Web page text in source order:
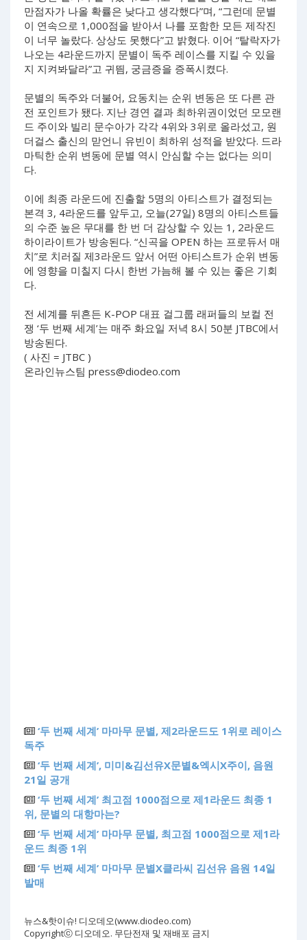
만점자가 나올 확률은 낮다고 생각했다”며, “그런데 문별
이 연속으로 1,000점을 받아서 나를 포함한 모든 제작진
이 너무 놀랐다. 상상도 못했다”고 밝혔다. 이어 “탈락자가
나오는 4라운드까지 문별이 독주 레이스를 지킬 수 있을
지 지켜봐달라”고 귀띔, 궁금증을 증폭시켰다.
문별의 독주와 더불어, 요동치는 순위 변동은 또 다른 관
전 포인트가 됐다. 지난 경연 결과 최하위권이었던 모모랜
드 주이와 빌리 문수아가 각각 4위와 3위로 올라섰고, 원
더걸스 출신의 맏언니 유빈이 최하위 성적을 받았다. 드라
마틱한 순위 변동에 문별 역시 안심할 수는 없다는 의미
다.
이에 최종 라운드에 진출할 5명의 아티스트가 결정되는
본격 3, 4라운드를 앞두고, 오늘(27일) 8명의 아티스트들
의 수준 높은 무대를 한 번 더 감상할 수 있는 1, 2라운드
하이라이트가 방송된다. “신곡을 OPEN 하는 프로듀서 매
치”로 치러질 제3라운드 앞서 어떤 아티스트가 순위 변동
에 영향을 미칠지 다시 한번 가늠해 볼 수 있는 좋은 기회
다.
전 세계를 뒤흔든 K-POP 대표 걸그룹 래퍼들의 보컬 전
쟁 ‘두 번째 세계’는 매주 화요일 저녁 8시 50분 JTBC에서
방송된다.
( 사진 = JTBC )
온라인뉴스팀 press@diodeo.com
‘두 번째 세계’ 마마무 문별, 제2라운드도 1위로 레이스
독주
‘두 번째 세계’, 미미&김선유X문별&엑시X주이, 음원
21일 공개
‘두 번째 세계’ 최고점 1000점으로 제1라운드 최종 1
위, 문별의 대항마는?
‘두 번째 세계’ 마마무 문별, 최고점 1000점으로 제1라
운드 최종 1위
‘두 번째 세계’ 마마무 문별X클라씨 김선유 음원 14일
발매
뉴스&핫이슈! 디오데오(www.diodeo.com)
Copyrightⓒ 디오데오. 무단전재 및 재배포 금지